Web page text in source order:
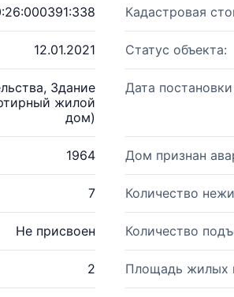
Кадастровая
12.01.2021 Статус объекта:
Здание
жилой
дом)
Дата
1964 Дом признан
7 Количество
Не присвоен Количество
2 Площадь жилых